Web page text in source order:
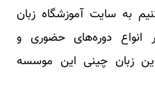
به سایت آموزشگاه زبان
انواع دوره‌های حضوری و
زبان چینی این موسسه